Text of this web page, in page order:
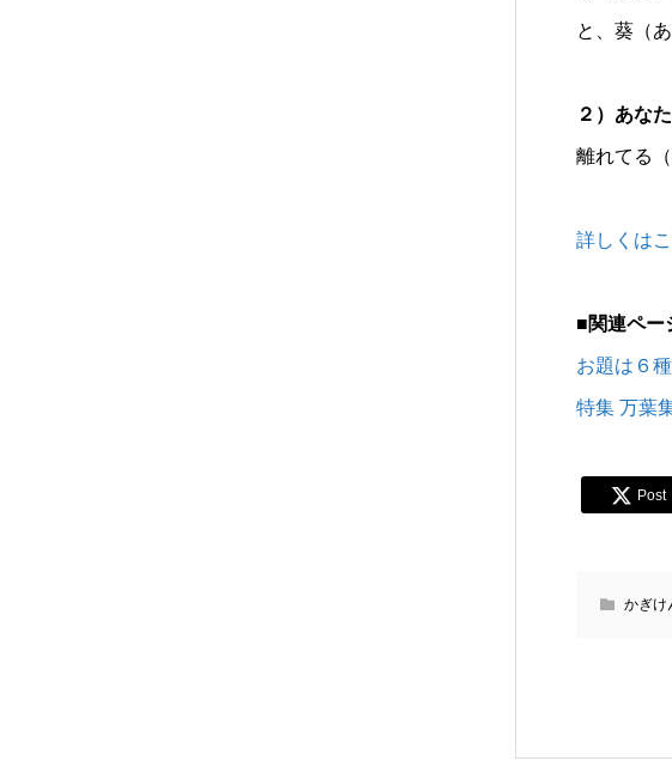
と、葵（
２）あな
離れてる
詳しくは
■関連ペー
お題は６
特集 万葉
Post
かぎけ